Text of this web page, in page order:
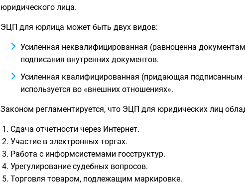
юридического лица.
ЭЦП для юрлица может быть двух видов:
Усиленная неквалифицированная (равноценна
подписания внутренних документов.
Усиленная квалифицированная (придающая
используется во «внешних отношениях».
Законом регламентируется, что ЭЦП для юридических лиц
Сдача отчетности через Интернет.
Участие в электронных торгах.
Работа с информсистемами госструктур.
Урегулирование судебных вопросов.
Торговля товаром, подлежащим маркировке.